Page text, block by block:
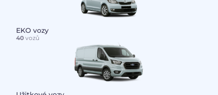
EKO vozy
40vozů